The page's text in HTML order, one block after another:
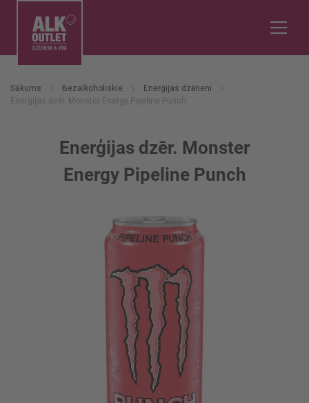
Sākums Bezalkoholiskie
Enerģijas dzērieni
Enerģijas dzēr. Monster Energy Pipeline Punch
Enerģijas dzēr. Monster
Energy Pipeline Punch